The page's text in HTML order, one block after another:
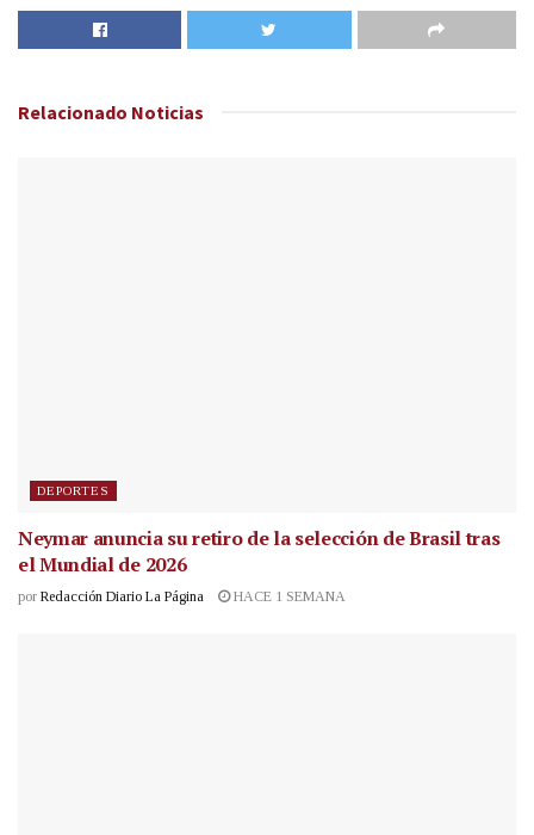
Relacionado Noticias
DEPORTES
Neymar anuncia su retiro de la selección de Brasil tras
el Mundial de 2026
por Redacción Diario La Página HACE 1 SEMANA